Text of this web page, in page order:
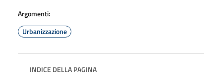
Argomenti:
Urbanizzazione
INDICE DELLA PAGINA